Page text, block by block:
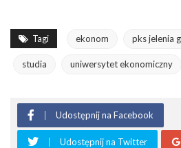
Tagi ekonom pks jelenia
studia uniwersytet ekonomiczny
Udostępnij na Facebook
Udostępnij na Twitter